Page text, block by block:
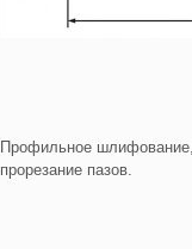
Профильное
прорезание пазов.